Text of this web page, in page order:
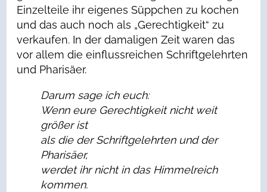
Einzelteile ihr eigenes Süppchen zu kochen
und das auch noch als „Gerechtigkeit“ zu
verkaufen. In der damaligen Zeit waren das
vor allem die einflussreichen Schriftgelehrten
und Pharisäer.
Darum sage ich euch:
Wenn eure Gerechtigkeit nicht weit
größer ist
als die der Schriftgelehrten und der
Pharisäer,
werdet ihr nicht in das Himmelreich
kommen.